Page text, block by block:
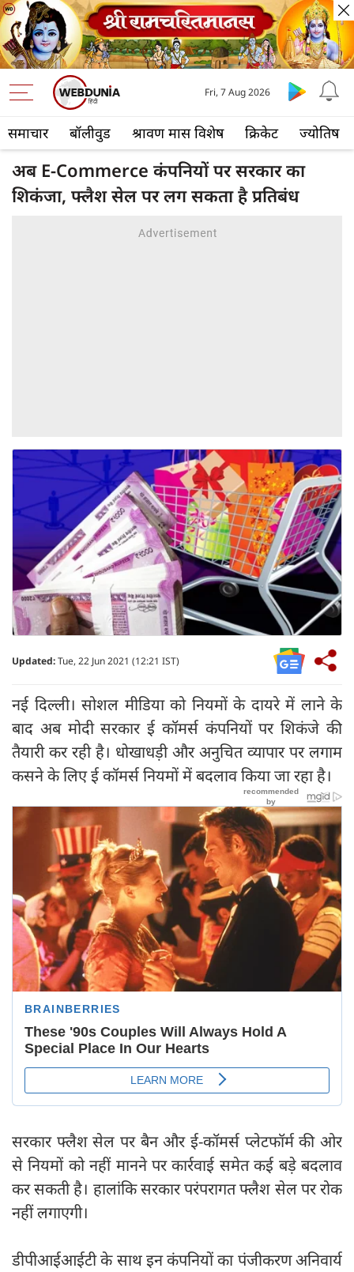
समाचार बॉलीवुड श्रावण मास विशेष क्रिकेट ज्योतिष
Fri, 7 Aug 2026
अब E-Commerce कंपनियों पर सरकार का
शिकंजा, फ्लैश सेल पर लग सकता है प्रतिबंध
Updated:Tue, 22 Jun 2021 (12:21 IST)
नई दिल्ली। सोशल मीडिया को नियमों के दायरे में लाने के
बाद अब मोदी सरकार ई कॉमर्स कंपनियों पर शिकंजे की
तैयारी कर रही है। धोखाधड़ी और अनुचित व्यापार पर लगाम
कसने के लिए ई कॉमर्स नियमों में बदलाव किया जा रहा है।
सरकार फ्लैश सेल पर बैन और ई-कॉमर्स प्लेटफॉर्म की ओर
से नियमों को नहीं मानने पर कार्रवाई समेत कई बड़े बदलाव
कर सकती है। हालांकि सरकार परंपरागत फ्लैश सेल पर रोक
नहीं लगाएगी।
डीपीआईआईटी के साथ इन कंपनियों का पंजीकरण अनिवार्य